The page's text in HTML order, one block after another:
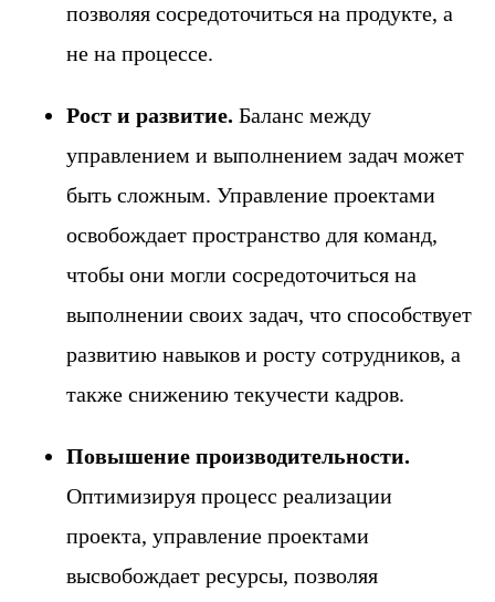
позволяя сосредоточиться на продукте, а
не на процессе.
Рост и развитие. Баланс между
управлением и выполнением задач может
быть сложным. Управление проектами
освобождает пространство для команд,
чтобы они могли сосредоточиться на
выполнении своих задач, что способствует
развитию навыков и росту сотрудников, а
также снижению текучести кадров.
Повышение производительности.
Оптимизируя процесс реализации
проекта, управление проектами
высвобождает ресурсы, позволяя